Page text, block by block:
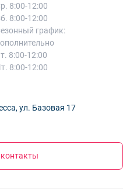
8:00-12:00
8:00-12:00
график:
8:00-12:00
8:00-12:00
ул. Базовая 17